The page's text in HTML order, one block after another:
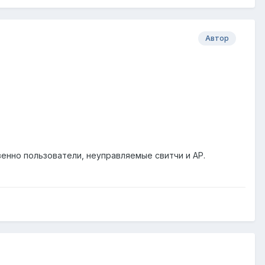
Автор
пользователи, неуправляемые свитчи и АР.